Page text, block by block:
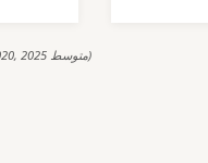
المصدر: Open-Meteo (2020, 2025 متوسط)